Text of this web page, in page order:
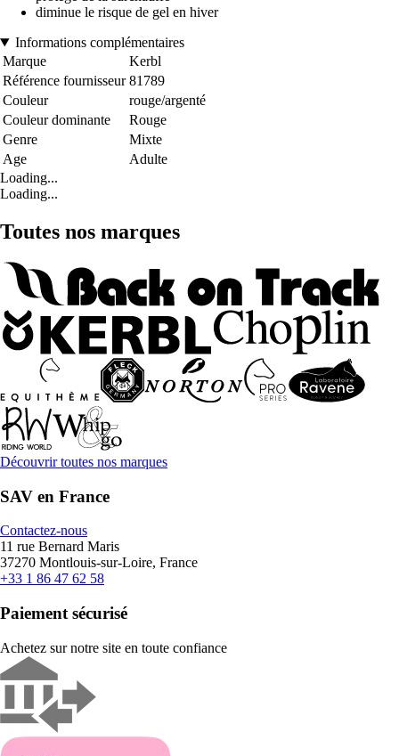
diminue le risque de gel en hiver
Informations complémentaires
Marque
Kerbl
Référence fournisseur 81789
Couleur
rouge/argenté
Couleur dominante
Rouge
Genre
Mixte
Age
Adulte
Loading...
Loading...
Toutes nos marques
Découvrir toutes nos marques
SAV en France
Contactez-nous
11 rue Bernard Maris
37270 Montlouis-sur-Loire, France
+33 1 86 47 62 58
Paiement sécurisé
Achetez sur notre site en toute confiance